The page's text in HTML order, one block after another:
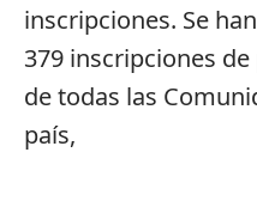
inscripciones. Se
379 inscripciones
de todas las
país,